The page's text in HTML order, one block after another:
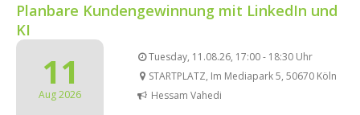
Planbare Kundengewinnung mit LinkedIn und
KI
11
Aug 2026
Tuesday, 11.08.26, 17:00 - 18:30 Uhr
STARTPLATZ, Im Mediapark 5, 50670 Köln
Hessam Vahedi